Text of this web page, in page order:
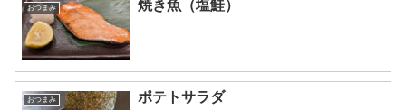
おつまみ 焼き魚（塩鮭）
おつまみ ポテトサラダ